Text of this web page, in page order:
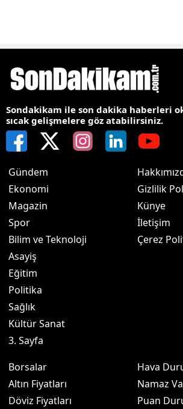
Sondakikam ile son dakika haberleri
sıcak gelişmelere göz atabilirsiniz.
Gündem
Ekonomi
Magazin
Spor
Bilim ve Teknoloji
Asayiş
Eğitim
Politika
Sağlık
Kültür Sanat
3. Sayfa
Gizlilik
Künye
İletişim
Çerez
Borsalar
Altın Fiyatları
Döviz Fiyatları
Hava
Namaz
Puan